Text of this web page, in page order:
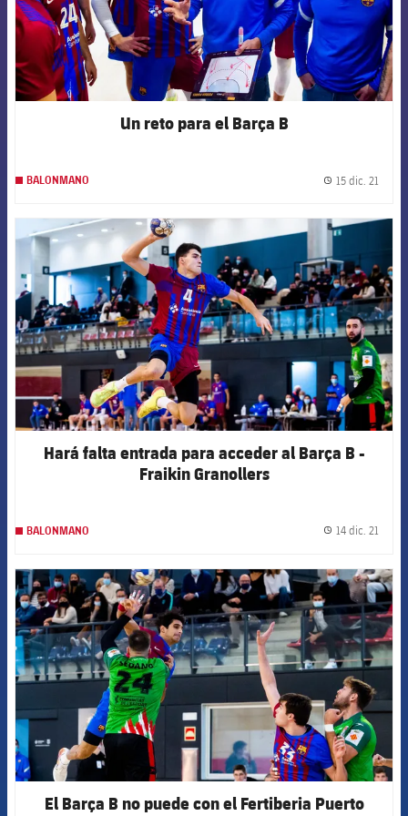
Un reto para el Barça B
BALONMANO 15 dic. 21
Hará falta entrada para acceder al Barça B -
Fraikin Granollers
BALONMANO 14 dic. 21
FCB Barcelona badge
El Barça B no puede con el Fertiberia Puerto